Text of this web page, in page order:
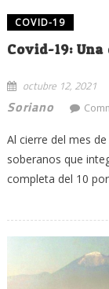
COVID-19
Covid-19:
octubre 12, 2021
Soriano
Al cierre del mes
soberanos que
completa del 10